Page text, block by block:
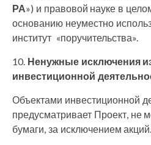
РА») и правовой науке в
основанию неуместно
институт «поручительства».
10. Ненужные исключения
инвестиционной
Объектами инвестиционной
предусматривает Проект, не
бумаги, за исключением акций.